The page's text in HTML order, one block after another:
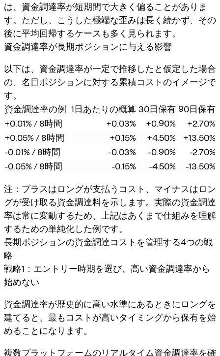
は、資金調達率が短期間で大きく偏ることがありま
す。ただし、こうした極端な歪みは長く続かず、その
後に平均回帰するケースも多く見られます。
資金調達率が長期ポジションに与える影響
以下は、資金調達率が一定で推移したと仮定した場合
の、名目ポジションに対する累積コストのイメージで
す。
資金調達率の例 1日あたりの概算 30日保有 90日保有
+0.01% / 8時間
+0.03% +0.90%
+2.70%
+0.05% / 8時間
+0.15% +4.50%
+13.50%
-0.01% / 8時間
-0.03% -0.90%
-2.70%
-0.05% / 8時間
-0.15% -4.50% -13.50%
注：プラスはロングが支払うコスト、マイナスはロン
グが受け取る資金調達料を示します。実際の資金調達
率は常に変動するため、上記はあくまで仕組みを理解
するための単純化した例です。
長期ポジションの資金調達コストを管理する4つの戦
略
戦略1：エントリー時期を選び、高い資金調達率から
始めない
資金調達率が歴史的に高い水準にあるときにロングを
建てると、最もコストが高いタイミングから保有を始
めることになります。
複数プラットフォームのリアルタイム資金調達率を確